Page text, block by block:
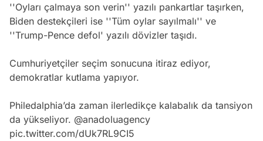
''Oyları çalmaya son verin'' yazılı pankartlar taşırken,
Biden destekçileri ise ''Tüm oylar sayılmalı'' ve
''Trump-Pence defol' yazılı dövizler taşıdı.
Cumhuriyetçiler seçim sonucuna itiraz ediyor,
demokratlar kutlama yapıyor.
Philedalphia’da zaman ilerledikçe kalabalık da tansiyon
da yükseliyor. @anadoluagency
pic.twitter.com/dUk7RL9CI5